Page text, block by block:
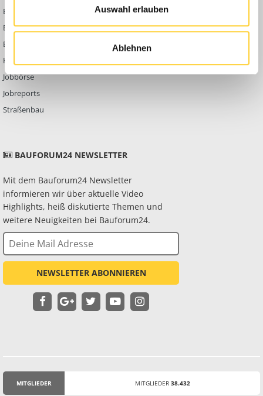
Auswahl erlauben
Ablehnen
Bau Allgemein
Baumaschinen
Berg- & Tagebau
Hoch- & Tiefbau
Jobbörse
Jobreports
Straßenbau
Kontakt
Impressum
BAUFORUM24 NEWSLETTER
Mit dem Bauforum24 Newsletter
informieren wir über aktuelle Video
Highlights, heiß diskutierte Themen und
weitere Neuigkeiten bei Bauforum24.
NEWSLETTER ABONNIEREN
MITGLIEDER MITGLIEDER 38.432